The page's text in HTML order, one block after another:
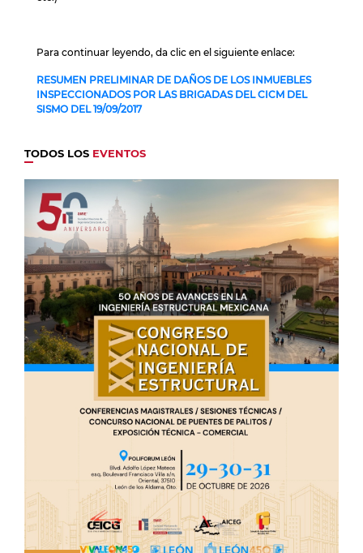
Para continuar leyendo, da clic en el siguiente enlace:
RESUMEN PRELIMINAR DE DAÑOS DE LOS INMUEBLES
INSPECCIONADOS POR LAS BRIGADAS DEL CICM DEL
SISMO DEL 19/09/2017
TODOS LOS EVENTOS